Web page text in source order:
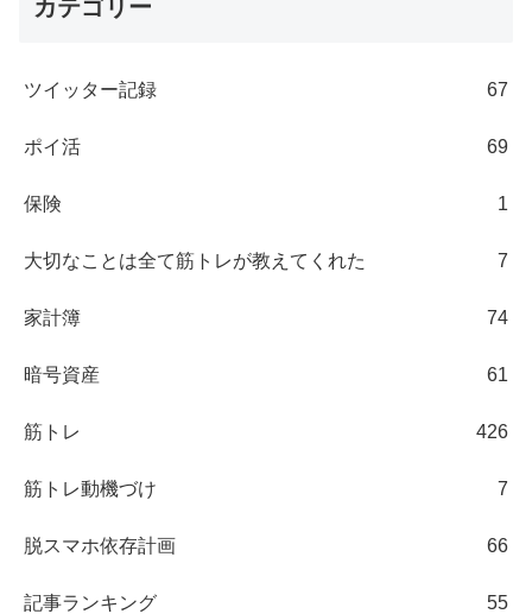
カテゴリー
ツイッター記録 67
ポイ活 69
保険 1
大切なことは全て筋トレが教えてくれた 7
家計簿 74
暗号資産 61
筋トレ 426
筋トレ動機づけ 7
脱スマホ依存計画 66
記事ランキング 55